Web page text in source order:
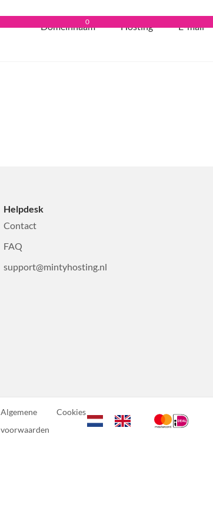
Domeinnaam Hosting E-mail
0
Helpdesk
Contact
FAQ
support@mintyhosting.nl
Algemene
voorwaarden
Cookies